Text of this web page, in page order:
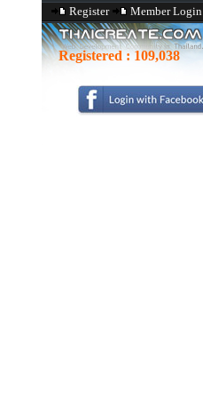
Register Member Login
Registered : 109,038